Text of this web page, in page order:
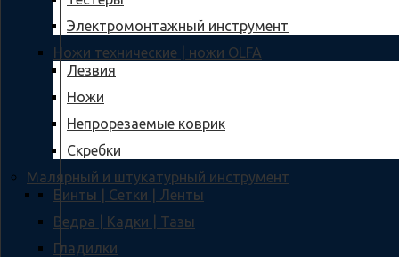
Электромонтажный инструмент
Ножи технические | ножи OLFA
Лезвия
Ножи
Непрорезаемые коврик
Скребки
Малярный и штукатурный инструмент
Бинты | Сетки | Ленты
Ведра | Кадки | Тазы
Гладилки